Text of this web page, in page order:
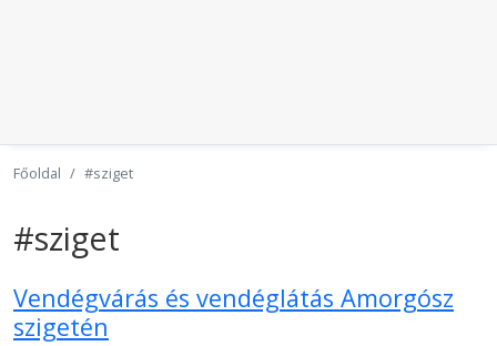
Főoldal #sziget
#sziget
Vendégvárás és vendéglátás Amorgósz
szigetén